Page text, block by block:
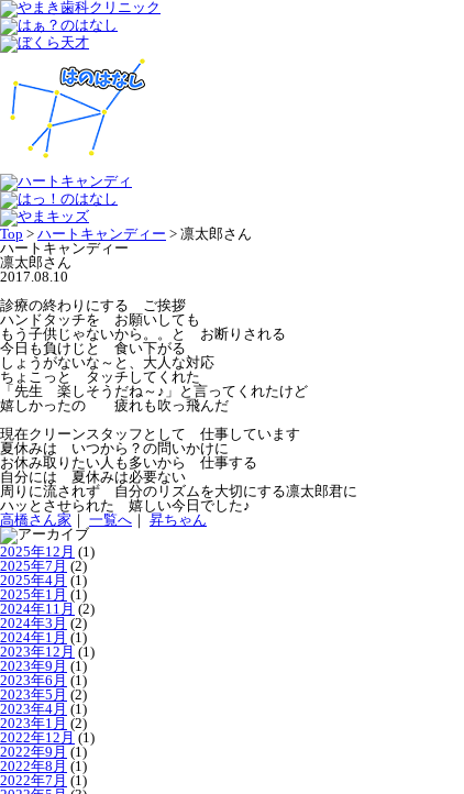
Top > ハートキャンディー > 凛太郎さん
ハートキャンディー
凛太郎さん
2017.08.10
診療の終わりにする ご挨拶
ハンドタッチを お願いしても
もう子供じゃないから。。と お断りされる
今日も負けじと 食い下がる
しょうがないな～と、大人な対応
ちょこっと タッチしてくれた
「先生 楽しそうだね～♪」と言ってくれたけど
嬉しかったの 疲れも吹っ飛んだ
現在クリーンスタッフとして 仕事しています
夏休みは いつから？の問いかけに
お休み取りたい人も多いから 仕事する
自分には 夏休みは必要ない
周りに流されず 自分のリズムを大切にする凛太郎君に
ハッとさせられた 嬉しい今日でした♪
高橋さん家 ｜ 一覧へ ｜ 昇ちゃん
2025年12月 (1)
2025年7月 (2)
2025年4月 (1)
2025年1月 (1)
2024年11月 (2)
2024年3月 (2)
2024年1月 (1)
2023年12月 (1)
2023年9月 (1)
2023年6月 (1)
2023年5月 (2)
2023年4月 (1)
2023年1月 (2)
2022年12月 (1)
2022年9月 (1)
2022年8月 (1)
2022年7月 (1)